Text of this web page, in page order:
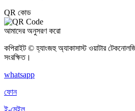
QR কোড
আমাদের অনুসরণ করো
কপিরাইট © হ্যাংজহু অ্যাকাসাস্ট ওয়াটার
সংরক্ষিত।
whatsapp
ফোন
ই-মেইল